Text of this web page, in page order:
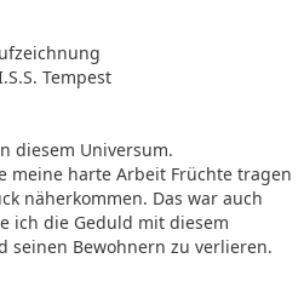
Tempest
diesem Universum.
meine harte Arbeit Früchte tragen
näherkommen. Das war auch
ich die Geduld mit diesem
seinen Bewohnern zu verlieren.